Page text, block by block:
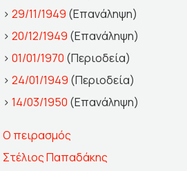
> 29/11/1949 (Επανάληψη)
> 20/12/1949 (Επανάληψη)
> 01/01/1970 (Περιοδεία)
> 24/01/1949 (Περιοδεία)
> 14/03/1950 (Επανάληψη)
Ο πειρασμός
Στέλιος Παπαδάκης